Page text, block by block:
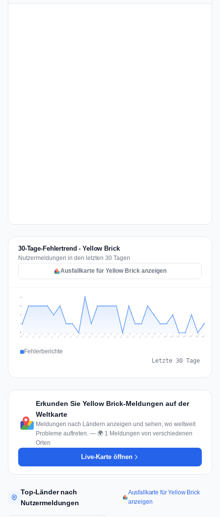
30-Tage-Fehlertrend - Yellow Brick
Nutzermeldungen in den letzten 30 Tagen
Ausfallkarte für Yellow Brick anzeigen
1
2
3
4
Jul 9 Jul 10 Jul 11 Jul 12 Jul 13 Jul 14 Jul 15 Jul 16 Jul 17 Jul 18 Jul 19 Jul 20 Jul 21 Jul 22 Jul 23 Jul 24 Jul 25 Jul 26 Jul 27 Jul 28 Jul 29 Jul 30 Jul 31 Aug 1 Aug 2 Aug 3 Aug 4 Aug 5 Aug 6 Aug 7
Fehlerberichte
Letzte 30 Tage
Erkunden Sie Yellow Brick-Meldungen auf der
Weltkarte
Meldungen nach Ländern anzeigen und sehen, wo weltweit
Probleme auftreten. — 🌍 1 Meldungen von verschiedenen
Orten
Live-Karte öffnen
Top-Länder nach
Nutzermeldungen
Ausfallkarte für Yellow Brick
anzeigen